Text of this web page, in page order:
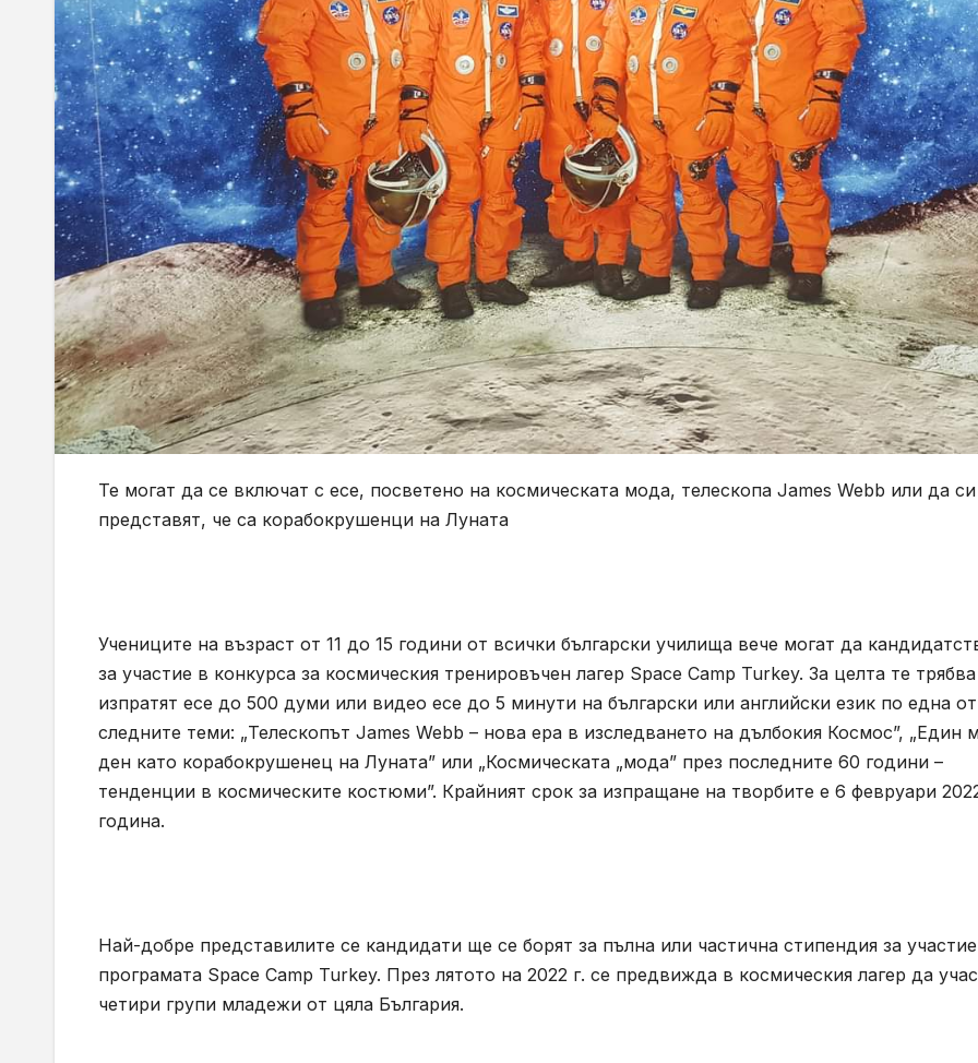
Те могат да се включат с есе, посветено на космическата мода, телескопа James Webb или да си
представят, че са корабокрушенци на Луната
Учениците на възраст от 11 до 15 години от всички български училища вече могат да
за участие в конкурса за космическия тренировъчен лагер Space Camp Turkey. За целта те
изпратят есе до 500 думи или видео есе до 5 минути на български или английски език по една от
следните теми: „Телескопът James Webb – нова ера в изследването на дълбокия Космос”, „Един
ден като корабокрушенец на Луната” или „Космическата „мода” през последните 60 години –
тенденции в космическите костюми”. Крайният срок за изпращане на творбите е 6 февруари
година.
Най-добре представилите се кандидати ще се борят за пълна или частична стипендия за
програмата Space Camp Turkey. През лятото на 2022 г. се предвижда в космическия лагер да
четири групи младежи от цяла България.